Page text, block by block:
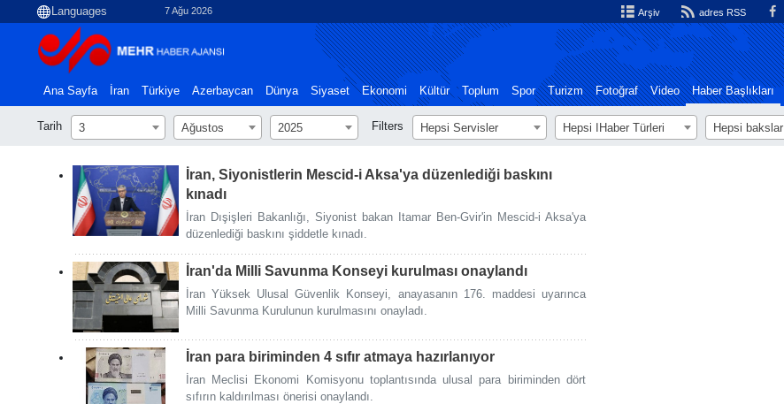
7 Ağu 2026 Arşiv adres RSS
Ana Sayfa İran Türkiye Azerbaycan Dünya Siyaset Ekonomi Kültür Toplum Spor Turizm Fotoğraf Video Haber Başlıkları
Tarih 3 Ağustos 2025 Filters Hepsi Servisler Hepsi اHaber Türleri Hepsi bakslar
İran, Siyonistlerin Mescid-i Aksa'ya düzenlediği baskını
kınadı
İran Dışişleri Bakanlığı, Siyonist bakan Itamar Ben-Gvir'in Mescid-i Aksa'ya
düzenlediği baskını şiddetle kınadı.
İran'da Milli Savunma Konseyi kurulması onaylandı
İran Yüksek Ulusal Güvenlik Konseyi, anayasanın 176. maddesi uyarınca
Milli Savunma Kurulunun kurulmasını onayladı.
İran para biriminden 4 sıfır atmaya hazırlanıyor
İran Meclisi Ekonomi Komisyonu toplantısında ulusal para biriminden dört
sıfırın kaldırılması önerisi onaylandı.